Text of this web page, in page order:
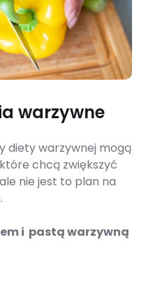
warzywne
diety warzywnej mogą
chcą zwiększyć
nie jest to plan na
i pastą warzywną